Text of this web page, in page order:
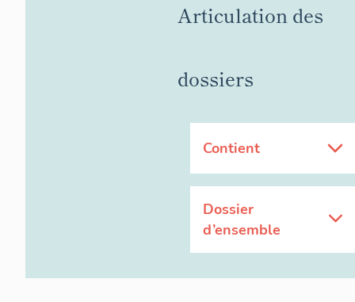
Articulation des
dossiers
Contient
Dossier
d’ensemble